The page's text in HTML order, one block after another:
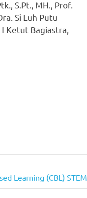
S.Pt., MH., Prof.
Si Luh Putu
Ketut Bagiastra,
Learning (CBL) STEM